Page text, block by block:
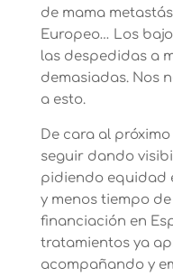
de mama
Europeo… Los
las despedidas a
demasiadas. Nos
a esto.
De cara al
seguir dando
pidiendo equidad
y menos tiempo
financiación en
tratamientos ya
acompañando y